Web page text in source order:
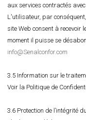
aux services contractés
L'utilisateur, par
site Web consent à recevoir
moment il puisse se
info@Senalconfor.com
3.5 Information sur le
Voir la Politique de
3.6 Protection de l’intégrité